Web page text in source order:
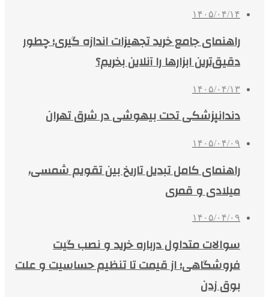
۱۴۰۵/۰۴/۱۴
راهنمای جامع خرید تجهیزات اندازه گیری؛ چطور
دقیق‌ترین ابزارها را آنلاین بخریم؟
۱۴۰۵/۰۴/۱۳
دندانپزشکی تحت بیهوشی در شرق تهران
۱۴۰۵/۰۴/۰۹
راهنمای کامل تبدیل تاریخ بین تقویم شمسی،
میلادی و قمری
۱۴۰۵/۰۴/۰۹
سوالات متداول درباره خرید و نصب گیت
فروشگاهی؛ از قیمت تا تنظیم حساسیت و علت
بوق زدن